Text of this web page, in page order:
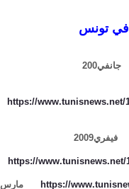
في تونس
جانفي200
https://www.tunisnews.net/
فيفري2009
https://www.tunisnews.net/
مارس 2009 https://